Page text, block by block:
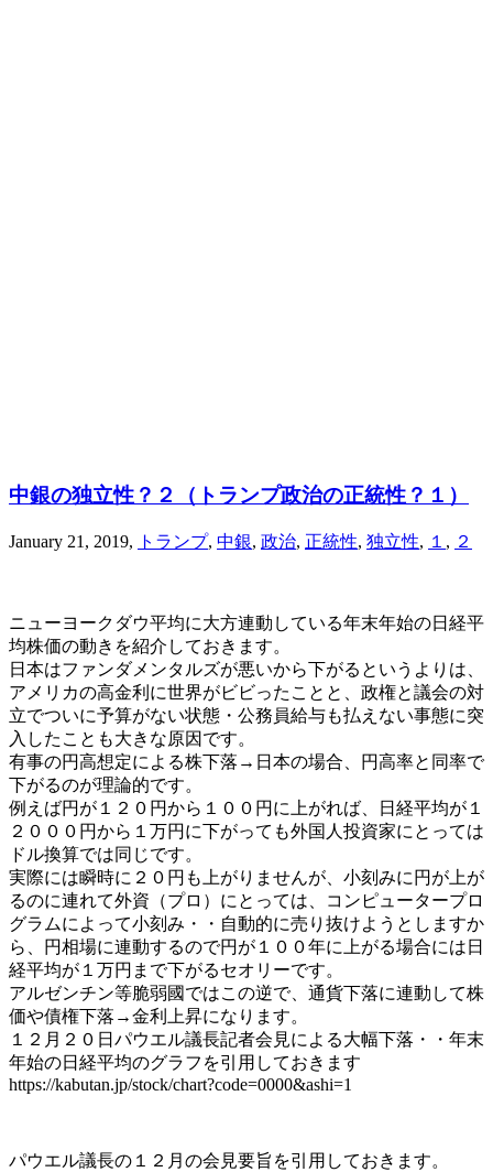
中銀の独立性？２（トランプ政治の正統性？１）
January 21, 2019, トランプ, 中銀, 政治, 正統性, 独立性, １ , ２
ニューヨークダウ平均に大方連動している年末年始の日経平
均株価の動きを紹介しておきます。
日本はファンダメンタルズが悪いから下がるというよりは、
アメリカの高金利に世界がビビったことと、政権と議会の対
立でついに予算がない状態・公務員給与も払えない事態に突
入したことも大きな原因です。
有事の円高想定による株下落→日本の場合、円高率と同率で
下がるのが理論的です。
例えば円が１２０円から１００円に上がれば、日経平均が１
２０００円から１万円に下がっても外国人投資家にとっては
ドル換算では同じです。
実際には瞬時に２０円も上がりませんが、小刻みに円が上が
るのに連れて外資（プロ）にとっては、コンピュータープロ
グラムによって小刻み・・自動的に売り抜けようとしますか
ら、円相場に連動するので円が１００年に上がる場合には日
経平均が１万円まで下がるセオリーです。
アルゼンチン等脆弱國ではこの逆で、通貨下落に連動して株
価や債権下落→金利上昇になります。
１２月２０日パウエル議長記者会見による大幅下落・・年末
年始の日経平均のグラフを引用しておきます
https://kabutan.jp/stock/chart?code=0000&ashi=1
パウエル議長の１２月の会見要旨を引用しておきます。